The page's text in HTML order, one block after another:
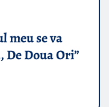
meu se va
De Doua Ori”